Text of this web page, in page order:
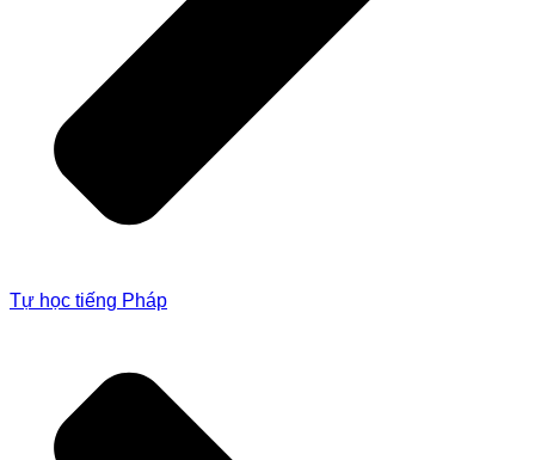
Tự học tiếng Pháp